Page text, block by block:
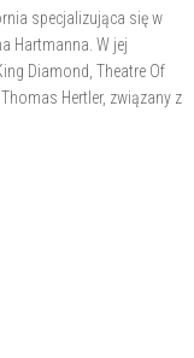
specjalizująca się w
Hartmanna. W jej
Diamond, Theatre Of
Hertler, związany z